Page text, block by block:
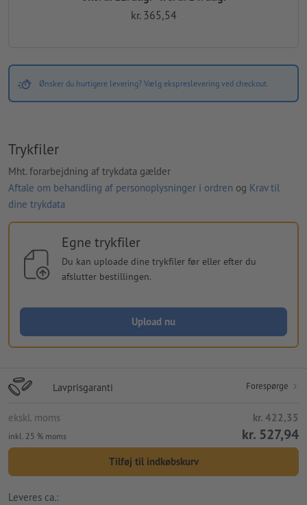
kr. 365,54
Ønsker du hurtigere levering? Vælg ekspreslevering ved checkout.
Trykfiler
Mht. forarbejdning af trykdata gælder
Aftale om behandling af personoplysninger i ordren og Krav til
dine trykdata
Egne trykfiler
Du kan uploade dine trykfiler før eller efter du
afslutter bestillingen.
Upload nu
Lavprisgaranti Forespørge
ekskl. moms kr. 422,35
inkl. 25 % moms kr. 527,94
Tilføj til indkøbskurv
Leveres ca.: